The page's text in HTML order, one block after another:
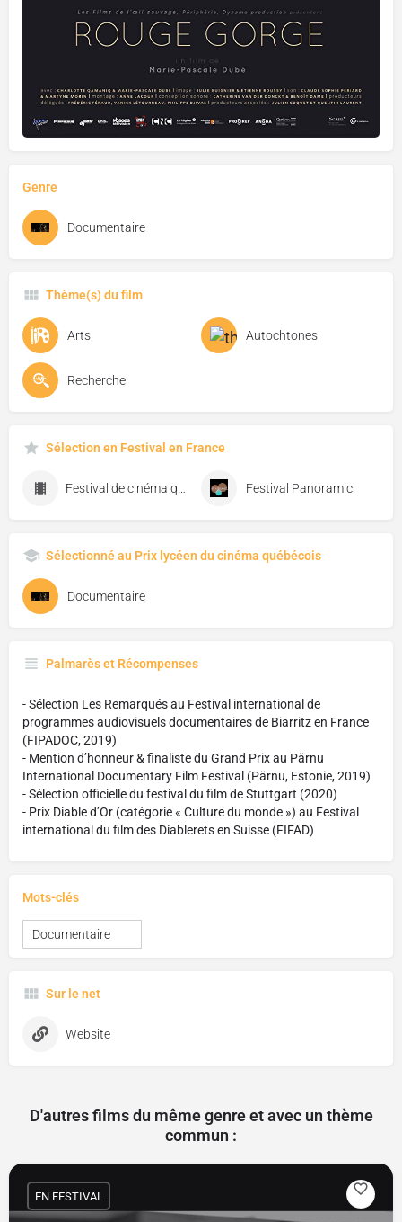
Genre
Documentaire
Thème(s) du film
Arts Autochtones
Recherche
Sélection en Festival en France
Festival Panoramic
Sélectionné au Prix lycéen du cinéma québécois
Documentaire
Palmarès et Récompenses
- Sélection Les Remarqués au Festival international de
programmes audiovisuels documentaires de Biarritz en France
(FIPADOC, 2019)
- Mention d’honneur & finaliste du Grand Prix au Pärnu
International Documentary Film Festival (Pärnu, Estonie, 2019)
- Sélection officielle du festival du film de Stuttgart (2020)
- Prix Diable d’Or (catégorie « Culture du monde ») au Festival
international du film des Diablerets en Suisse (FIFAD)
Mots-clés
Documentaire
Sur le net
Website
D'autres films du même genre et avec un thème
commun :
EN FESTIVAL